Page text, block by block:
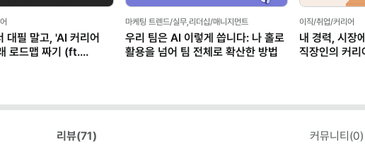
로
내 경력, 시장에서 통할까? 마흔
직장인의 커리어 불안 탈출 가이드
리뷰(71) 커뮤니티(0)